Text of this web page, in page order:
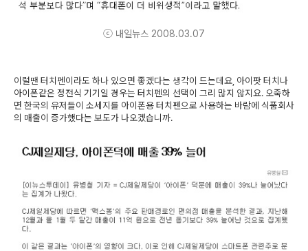
ⓒ 내일뉴스 2008.03.07
이럴땐 터치펜이라도 하나 있으면 좋겠다는 생각이 드는데요, 아이팟 터치나
아이폰같은 정전식 기기일 경우는 터치펜의 선택이 그리 많지 않지요. 오죽하
면 한국의 유저들이 소세지를 아이폰용 터치펜으로 사용하는 바람에 식품회사
의 매출이 증가했다는 보도가 나오겠습니까.